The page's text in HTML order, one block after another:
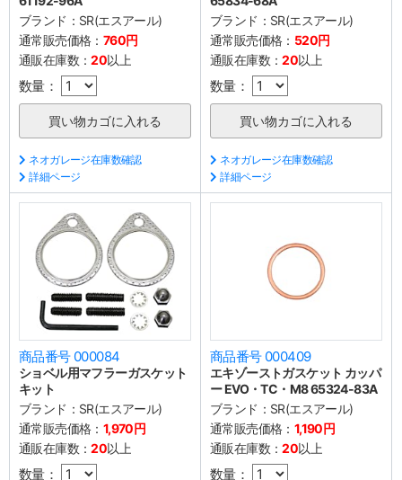
ブランド： SR(エスアール)
通常販売価格： 760円
通販在庫数：20以上
数量：
ネオガレージ在庫数確認
詳細ページ
ブランド： SR(エスアール)
通常販売価格： 520円
通販在庫数：20以上
数量：
ネオガレージ在庫数確認
詳細ページ
商品番号 000084
ショベル用マフラーガスケット
キット
ブランド： SR(エスアール)
通常販売価格： 1,970円
通販在庫数：20以上
数量：
商品番号 000409
エキゾーストガスケット カッパ
ー EVO・TC・M8 65324-83A
ブランド： SR(エスアール)
通常販売価格： 1,190円
通販在庫数：20以上
数量：